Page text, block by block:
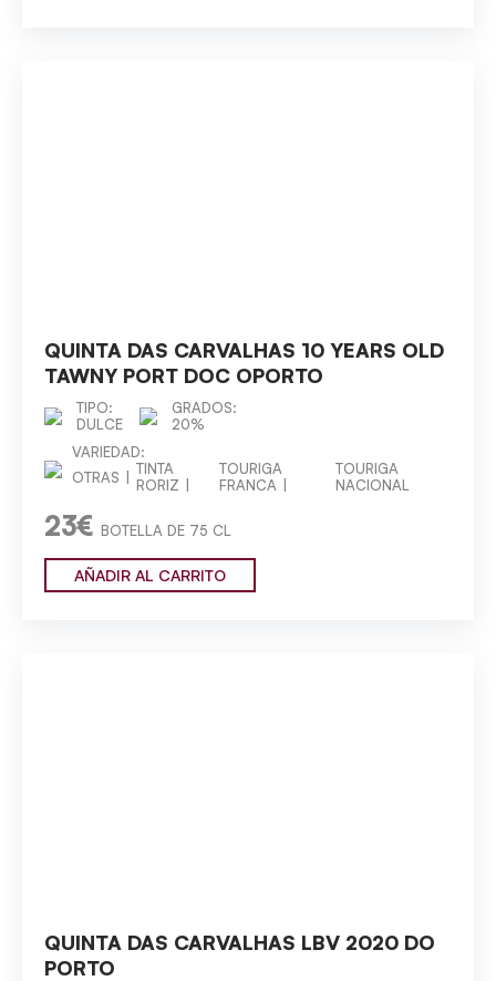
QUINTA DAS CARVALHAS 10 YEARS OLD
TAWNY PORT DOC OPORTO
TIPO:
DULCE
GRADOS:
20%
VARIEDAD:
OTRAS
TINTA
RORIZ
TOURIGA
FRANCA
TOURIGA
NACIONAL
23€ BOTELLA DE 75 CL
AÑADIR AL CARRITO
QUINTA DAS CARVALHAS LBV 2020 DO
PORTO